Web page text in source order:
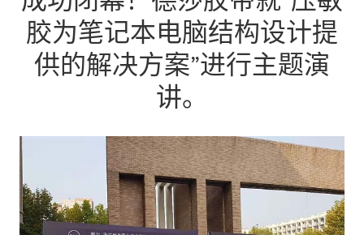
胶为笔记本电脑结构设计提
供的解决方案”进行主题演
讲。